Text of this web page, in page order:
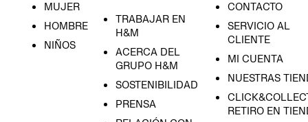
MUJER
HOMBRE
NIÑOS
TRABAJAR EN
H&M
ACERCA DEL
GRUPO H&M
SOSTENIBILIDAD
PRENSA
CONTACTO
SERVICIO AL
CLIENTE
MI CUENTA
NUESTRAS
RETIRO EN